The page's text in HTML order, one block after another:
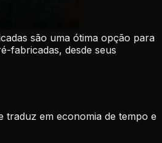
são uma ótima opção para
fabricadas, desde seus
traduz em economia de tempo e